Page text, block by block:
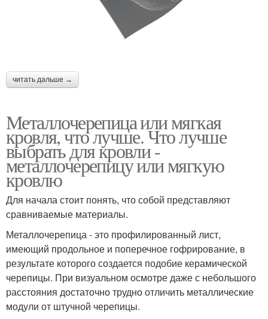
читать дальше →
Металлочерепица или мягкая
кровля, что лучше. Что лучше
выбрать для кровли -
металлочерепицу или мягкую
кровлю
Для начала стоит понять, что собой представляют
сравниваемые материалы.
Металлочерепица - это профилированный лист,
имеющий продольное и поперечное гофрирование, в
результате которого создается подобие керамической
черепицы. При визуальном осмотре даже с небольшого
расстояния достаточно трудно отличить металлические
модули от штучной черепицы.